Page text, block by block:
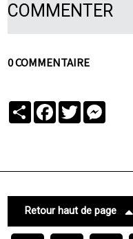
COMMENTER
0 COMMENTAIRE
PartagerFacebook
Twitter
Retour haut de page